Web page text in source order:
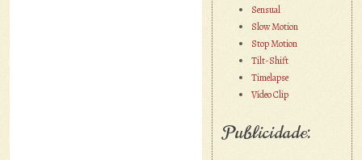
Sensual
Slow Motion
Stop Motion
Tilt-Shift
Timelapse
Vídeo Clip
Publicidade: